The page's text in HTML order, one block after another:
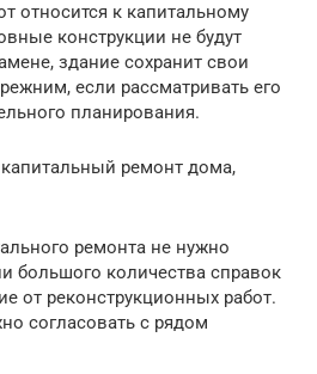
относится к капитальному
конструкции не будут
здание сохранит свои
если рассматривать его
планирования.
капитальный ремонт дома,
ремонта не нужно
большого количества справок
от реконструкционных работ.
согласовать с рядом